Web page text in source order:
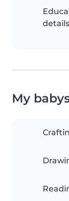
details
My